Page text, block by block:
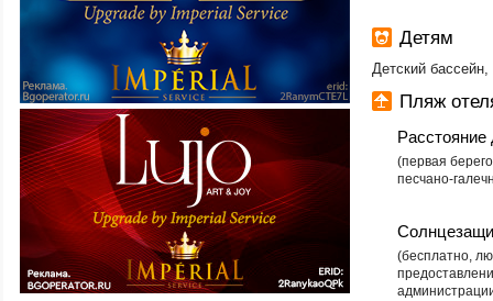
Детям
Детский
Пляж
(первая
песчано-
(бесплатно,